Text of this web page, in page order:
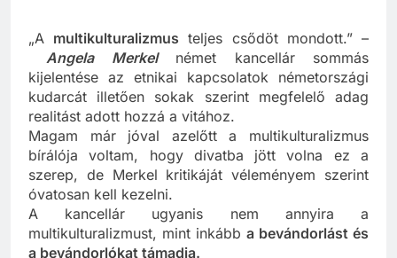
„A multikulturalizmus teljes csődöt mondott.” –
Angela Merkelnémet kancellár sommás
kijelentése az etnikai kapcsolatok németországi
kudarcát illetően sokak szerint megfelelő adag
realitást adott hozzá a vitához.
Magam már jóval azelőtt a multikulturalizmus
bírálója voltam, hogy divatba jött volna ez a
szerep, de Merkel kritikáját véleményem szerint
óvatosan kell kezelni.
A kancellár ugyanis nem annyira a
multikulturalizmust, mint inkább a bevándorlást és
a bevándorlókat támadja.